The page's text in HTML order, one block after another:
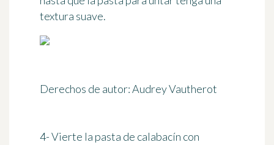
textura suave.
Derechos de autor: Audrey Vautherot
4- Vierte la pasta de calabacín con